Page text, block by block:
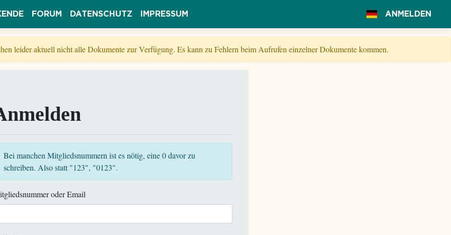
FORUM DATENSCHUTZ IMPRESSUM ANMELDEN
leider aktuell nicht alle Dokumente zur Verfügung. Es kann zu Fehlern beim Aufrufen einzelner Dokumente kommen.
Bei manchen Mitgliedsnummern ist es nötig, eine 0 davor zu
schreiben. Also statt "123", "0123".
oder Email